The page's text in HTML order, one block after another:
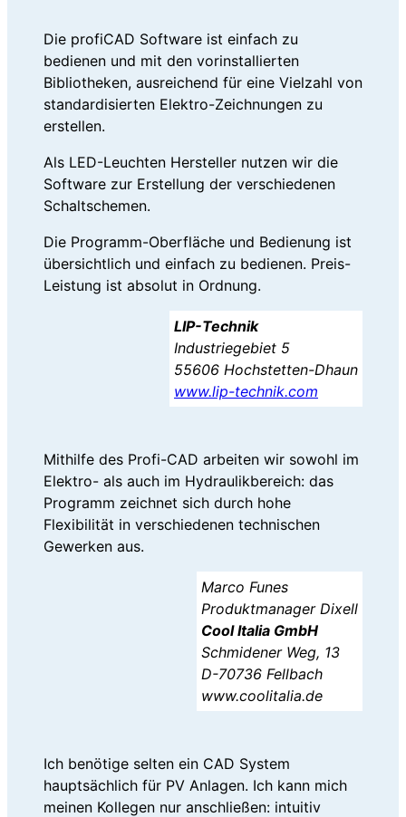
Die profiCAD Software ist einfach zu
bedienen und mit den vorinstallierten
Bibliotheken, ausreichend für eine Vielzahl von
standardisierten Elektro-Zeichnungen zu
erstellen.
Als LED-Leuchten Hersteller nutzen wir die
Software zur Erstellung der verschiedenen
Schaltschemen.
Die Programm-Oberfläche und Bedienung ist
übersichtlich und einfach zu bedienen. Preis-
Leistung ist absolut in Ordnung.
LIP-Technik
Industriegebiet 5
55606 Hochstetten-Dhaun
www.lip-technik.com
Mithilfe des Profi-CAD arbeiten wir sowohl im
Elektro- als auch im Hydraulikbereich: das
Programm zeichnet sich durch hohe
Flexibilität in verschiedenen technischen
Gewerken aus.
Marco Funes
Produktmanager Dixell
Cool Italia GmbH
Schmidener Weg, 13
D-70736 Fellbach
www.coolitalia.de
Ich benötige selten ein CAD System
hauptsächlich für PV Anlagen. Ich kann mich
meinen Kollegen nur anschließen: intuitiv